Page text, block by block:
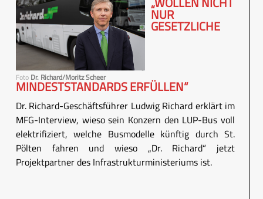
Foto Dr. Richard/Moritz Scheer
NUR
GESETZLICHE
MINDESTSTANDARDS ERFÜLLEN“
Dr. Richard-Geschäftsführer Ludwig Richard erklärt im
MFG-Interview, wieso sein Konzern den LUP-Bus voll
elektrifiziert, welche Busmodelle künftig durch St.
Pölten fahren und wieso „Dr. Richard“ jetzt
Projektpartner des Infrastrukturministeriums ist.